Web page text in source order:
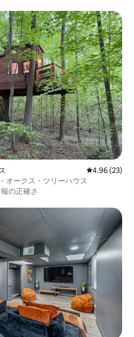
です。
レビュー23
4.96 (23)
オークス・ツリーハウス
の正確さ